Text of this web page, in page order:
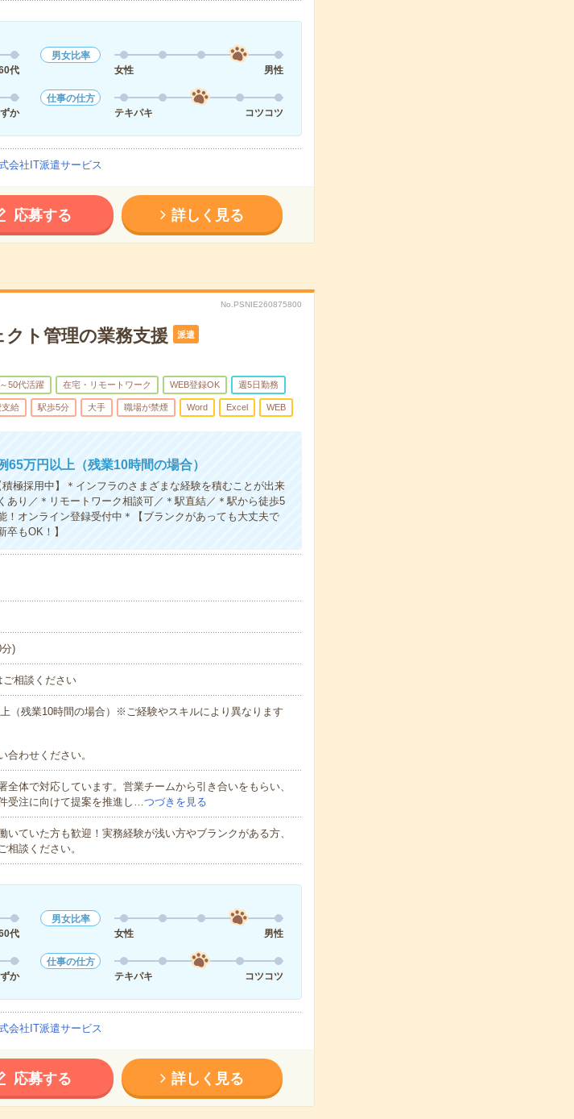
代
男女比率
女性
男性
か
仕事の仕方
テキパキ
コツコツ
会社IT派遣サービス
応募する 詳しく見る
No.PSNIE260875800
ト管理の業務支援 派遣
50代活躍 在宅・リモートワーク WEB登録OK 週5日勤務
支給 駅歩5分 大手 職場が禁煙 Word Excel WEB
万円以上（残業10時間の場合）
極採用中】＊インフラのさまざまな経験を積むことが出来
あり／＊リモートワーク相談可／＊駅直結／＊駅から徒歩5
オンライン登録受付中＊【ブランクがあっても大丈夫で
もOK！】
)
相談ください
（残業10時間の場合）※ご経験やスキルにより異なります
わせください。
全体で対応しています。営業チームから引き合いをもらい、
受注に向けて提案を推進し…つづきを見る
いていた方も歓迎！実務経験が浅い方やブランクがある方、
相談ください。
代
男女比率
女性
男性
か
仕事の仕方
テキパキ
コツコツ
会社IT派遣サービス
応募する 詳しく見る